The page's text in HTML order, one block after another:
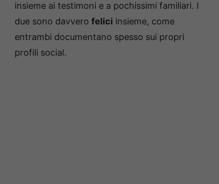
insieme ai testimoni e a pochissimi familiari. I
due sono davvero felici insieme, come
entrambi documentano spesso sui propri
profili social.